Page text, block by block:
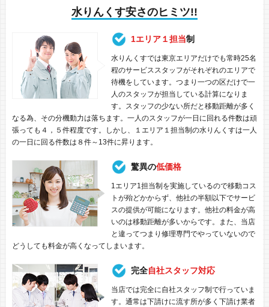
水りんくす安さのヒミツ!!
1エリア１担当制
水りんくすでは東京エリアだけでも常時25名
程のサービススタッフがそれぞれのエリアで
待機をしています。つまり一つの区だけで一
人のスタッフが担当している計算になりま
す。スタッフの少ない所だと移動距離が多く
なる為、その分機動力は落ちます。一人のスタッフが一日に回れる件数は頑
張っても４，５件程度です。しかし、１エリア１担当制の水りんくすは一人
の一日に回る件数は８件～13件に昇ります。
驚異の低価格
1エリア1担当制を実施しているので移動コス
トが殆どかからず、他社の半額以下でサービ
スの提供が可能になります。他社の料金が高
いのは移動距離が多いからです。また、当店
と違ってつまり修理専門でやっていないので
どうしても料金が高くなってしまいます。
完全自社スタッフ対応
当店では完全に自社スタッフ制で行っていま
す。通常は下請けに流す所が多く下請け業者